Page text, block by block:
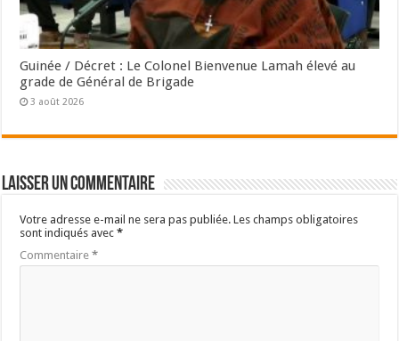
Guinée / Décret : Le Colonel Bienvenue Lamah élevé au
grade de Général de Brigade
3 août 2026
Laisser un commentaire
Votre adresse e-mail ne sera pas publiée. Les champs obligatoires
sont indiqués avec*
Commentaire*